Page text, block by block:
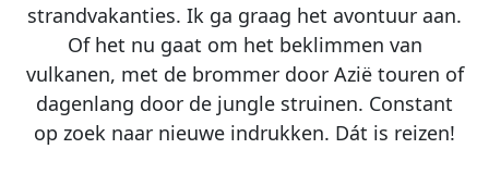
strandvakanties. Ik ga graag het avontuur aan.
Of het nu gaat om het beklimmen van
vulkanen, met de brommer door Azië touren of
dagenlang door de jungle struinen. Constant
op zoek naar nieuwe indrukken. Dát is reizen!